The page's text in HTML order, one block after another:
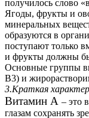
получилось слово
Ягоды, фрукты и
минеральных
образуются в
поступают только
и фрукты должны
Основные группы
В3) и
3.Краткая
Витамин А – это
глазам сохранять